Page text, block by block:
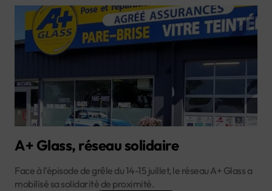
A+ Glass, réseau solidaire
Face à l’épisode de grêle du 14-15 juillet, le réseau A+ Glass a
mobilisé sa solidarité de proximité.